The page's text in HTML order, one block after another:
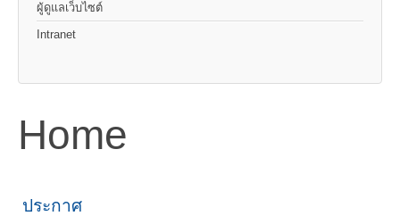
ผู้ดูแลเว็บไซต์
Intranet
Home
ประกาศ